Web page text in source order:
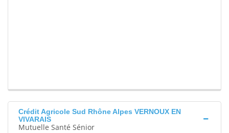
Crédit Agricole Sud Rhône Alpes VERNOUX EN
VIVARAIS
Mutuelle Santé Sénior